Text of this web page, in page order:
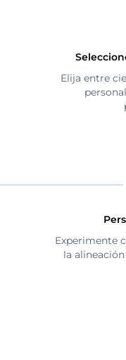
Elija entre
Experimente
la